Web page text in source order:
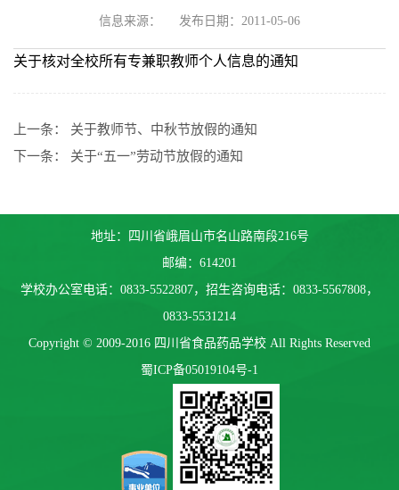
信息来源： 发布日期：2011-05-06
关于核对全校所有专兼职教师个人信息的通知
上一条： 关于教师节、中秋节放假的通知
下一条： 关于“五一”劳动节放假的通知
地址：四川省峨眉山市名山路南段216号
邮编：614201
学校办公室电话：0833-5522807，招生咨询电话：0833-5567808，
0833-5531214
Copyright © 2009-2016 四川省食品药品学校 All Rights Reserved
蜀ICP备05019104号-1